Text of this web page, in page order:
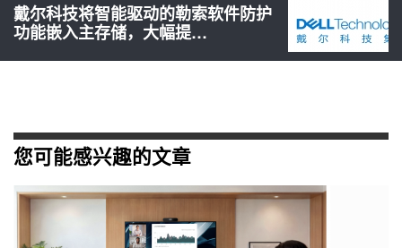
戴尔科技将智能驱动的勒索软件防护
功能嵌入主存储，大幅提…
您可能感兴趣的文章